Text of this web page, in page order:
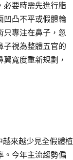
必要時需先進行脂
凹凸不平或假體輪
只專注在鼻子，忽
子視為整體五官的
寬度重新規劃，
來越少見全假體植
。今年主流趨勢偏